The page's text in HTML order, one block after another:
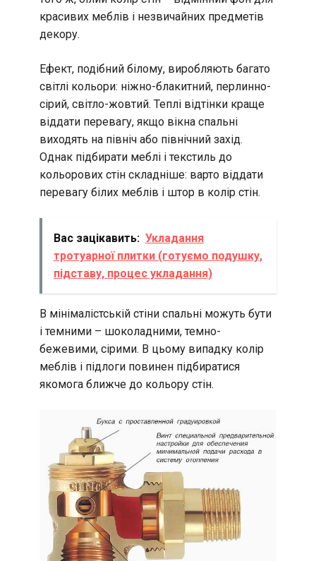
красивих меблів і незвичайних предметів
декору.
Ефект, подібний білому, виробляють багато
світлі кольори: ніжно-блакитний, перлинно-
сірий, світло-жовтий. Теплі відтінки краще
віддати перевагу, якщо вікна спальні
виходять на північ або північний захід.
Однак підбирати меблі і текстиль до
кольорових стін складніше: варто віддати
перевагу білих меблів і штор в колір стін.
Вас зацікавить: Укладання
тротуарної плитки (готуємо подушку,
підставу, процес укладання)
В мінімалістській стіни спальні можуть бути
і темними – шоколадними, темно-
бежевими, сірими. В цьому випадку колір
меблів і підлоги повинен підбиратися
якомога ближче до кольору стін.